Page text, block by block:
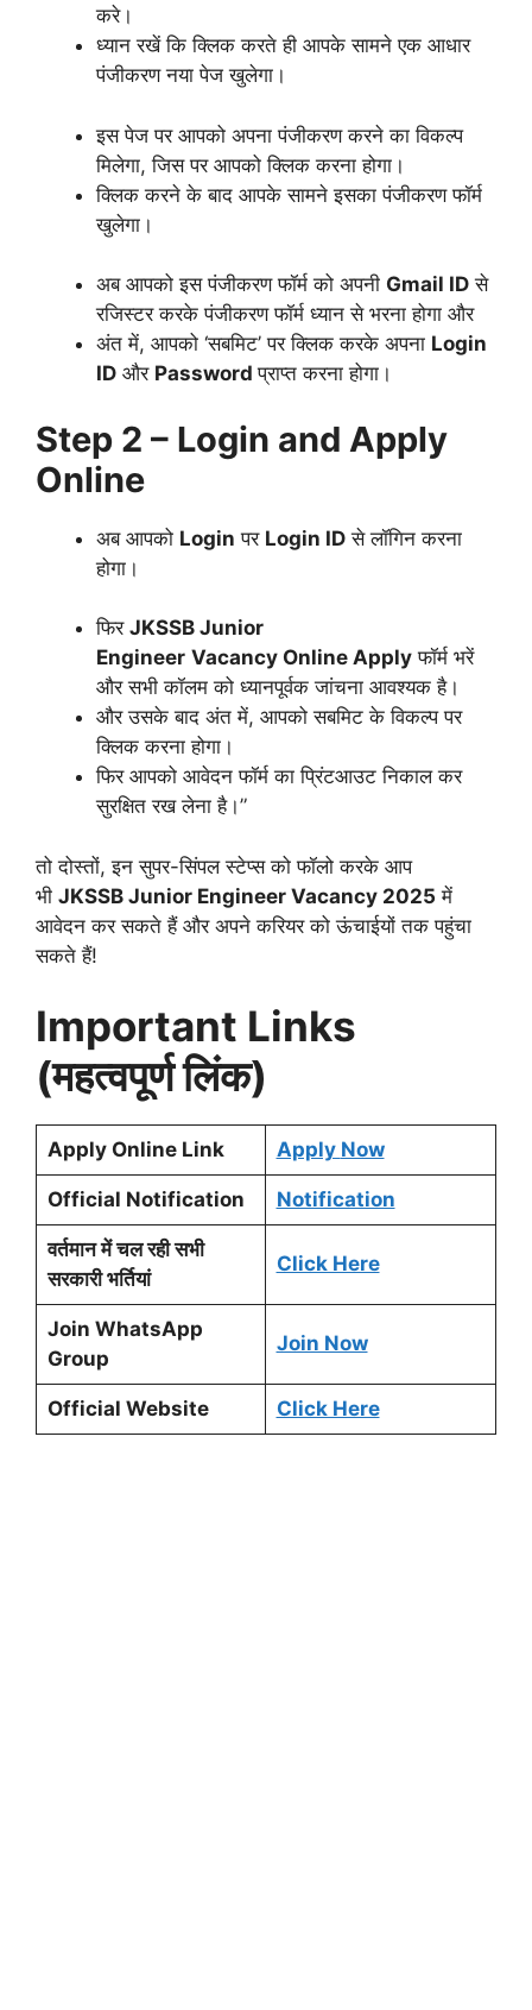
करे।
ध्यान रखें कि क्लिक करते ही आपके सामने एक आधार
पंजीकरण नया पेज खुलेगा।
इस पेज पर आपको अपना पंजीकरण करने का विकल्प
मिलेगा, जिस पर आपको क्लिक करना होगा।
क्लिक करने के बाद आपके सामने इसका पंजीकरण फॉर्म
खुलेगा।
अब आपको इस पंजीकरण फॉर्म को अपनी Gmail ID से
रजिस्टर करके पंजीकरण फॉर्म ध्यान से भरना होगा और
अंत में, आपको ‘सबमिट’ पर क्लिक करके अपना Login
ID और Passwordप्राप्त करना होगा।
Step 2 – Login and Apply
Online
अब आपको Login पर Login ID से लॉगिन करना
होगा।
फिर JKSSB Junior
Engineer Vacancy Online Apply फॉर्म भरें
और सभी कॉलम को ध्यानपूर्वक जांचना आवश्यक है।
और उसके बाद अंत में, आपको सबमिट के विकल्प पर
क्लिक करना होगा।
फिर आपको आवेदन फॉर्म का प्रिंटआउट निकाल कर
सुरक्षित रख लेना है।”
तो दोस्तों, इन सुपर-सिंपल स्टेप्स को फॉलो करके आप
भी JKSSB Junior Engineer Vacancy 2025 में
आवेदन कर सकते हैं और अपने करियर को ऊंचाईयों तक पहुंचा
सकते हैं!
Important Links
(महत्वपूर्ण लिंक)
Apply Online Link Apply Now
Official Notification Notification
वर्तमान में चल रही सभी
सरकारी भर्तियां
Click Here
Join WhatsApp
Group
Join Now
Official Website Click Here